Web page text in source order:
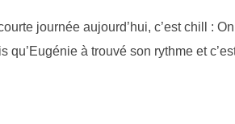
journée aujourd’hui, c’est chill :
à trouvé son rythme et